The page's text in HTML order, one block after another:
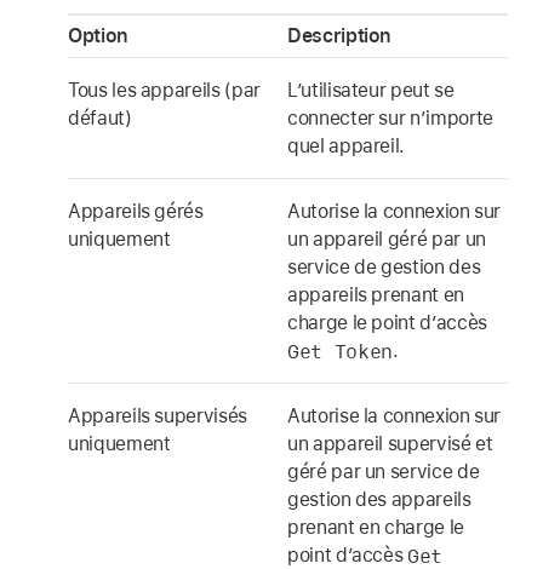
Option Description
Tous les appareils (par
défaut)
L’utilisateur peut se
connecter sur n’importe
quel appareil.
Appareils gérés
uniquement
Autorise la connexion sur
un appareil géré par un
service de gestion des
appareils prenant en
charge le point d’accès
Get Token.
Appareils supervisés
uniquement
Autorise la connexion sur
un appareil supervisé et
géré par un service de
gestion des appareils
prenant en charge le
point d’accès Get